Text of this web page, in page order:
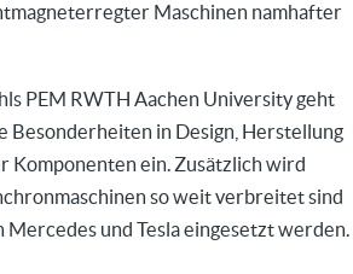
Maschinen namhafter
PEM RWTH Aachen University geht
Besonderheiten in Design, Herstellung
Komponenten ein. Zusätzlich wird
so weit verbreitet sind
Mercedes und Tesla eingesetzt werden.